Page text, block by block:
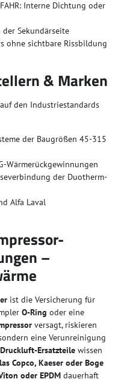
Interne Dichtung oder
Sekundärseite
ohne sichtbare Rissbildung
& Marken
den Industriestandards
der Baugrößen 45-315
Wärmerückgewinnungen
der Duotherm-
Alfa Laval
–
ist die Versicherung für
O-Ring oder eine
versagt, riskieren
eine Verunreinigung
Druckluft-Ersatzteile wissen
Copco, Kaeser oder Boge
oder EPDM dauerhaft